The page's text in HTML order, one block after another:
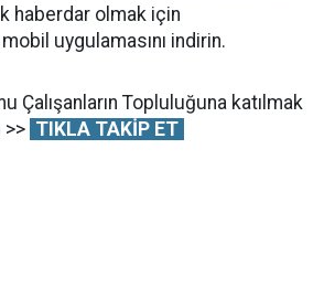
haberdar olmak için
uygulamasını indirin.
Çalışanların Topluluğuna katılmak
>> TIKLA TAKİP ET